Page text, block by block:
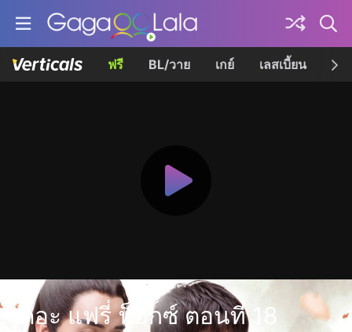
ฟรี BL/วาย เกย์ เลสเบี้ยน เค
เดอะ แฟรี่ ฟ็อกซ์ ตอนที่ 18